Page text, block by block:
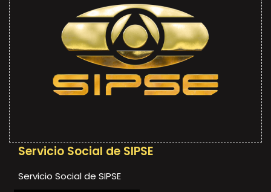
Servicio Social de SIPSE
Servicio Social de SIPSE